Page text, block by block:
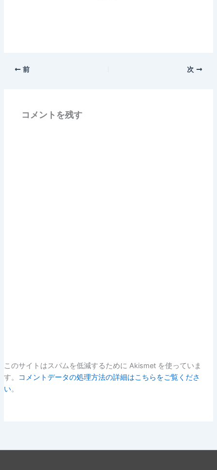
前 次
コメントを残す
このサイトはスパムを低減するために Akismet を使っていま
す。
コメントデータの処理方法の詳細はこちらをご覧くださ
い。